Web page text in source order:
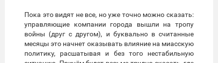
Пока это видят не все, но уже точно можно сказать:
управляющие компании города вышли на тропу
войны (друг с другом), и буквально в считанные
месяцы это начнет оказывать влияние на миасскую
политику, расшатывая и без того нестабильную